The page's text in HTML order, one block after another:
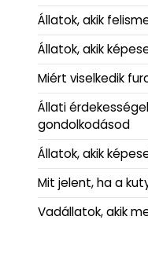
Állatok, akik
Állatok, akik
Miért viselkedik
Állati
gondolkodásod
Állatok, akik
Mit jelent, ha a
Vadállatok, akik